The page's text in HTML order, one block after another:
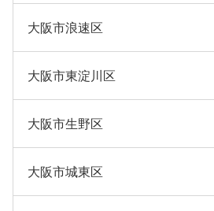
大阪市浪速区
大阪市東淀川区
大阪市生野区
大阪市城東区